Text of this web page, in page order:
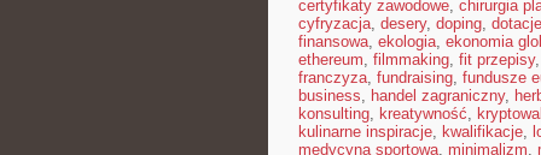
certyfikaty zawodowe, chirurgia
cyfryzacja, desery, doping, dotacje
finansowa, ekologia, ekonomia
ethereum, filmmaking, fit przepisy,
franczyza, fundraising, fundusze
business, handel zagraniczny,
konsulting, kreatywność,
kulinarne inspiracje, kwalifikacje,
medycyna sportowa, minimalizm,